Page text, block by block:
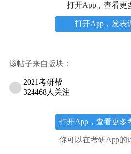
打开App，查看更
打开App，发表
该帖子来自版块：
2021考研帮
324468人关注
打开App，查看更多
你可以在考研App的